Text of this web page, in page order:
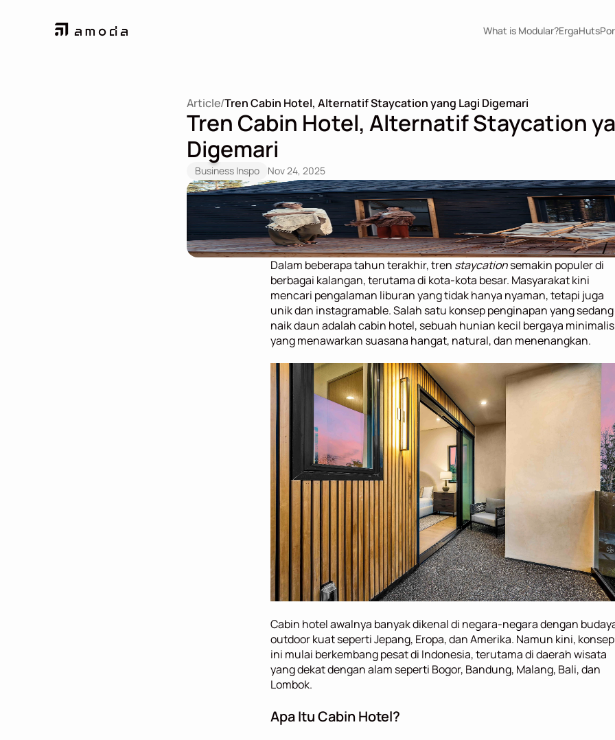
What is Modular?ErgaHuts
Article/Tren Cabin Hotel, Alternatif Staycation yang Lagi Digemari
Tren Cabin Hotel, Alternatif Staycation
Digemari
Business Inspo Nov 24, 2025
Dalam beberapa tahun terakhir, tren staycation semakin populer di
berbagai kalangan, terutama di kota-kota besar. Masyarakat kini
mencari pengalaman liburan yang tidak hanya nyaman, tetapi juga
unik dan instagramable. Salah satu konsep penginapan yang sedang
naik daun adalah cabin hotel, sebuah hunian kecil bergaya minimalis
yang menawarkan suasana hangat, natural, dan menenangkan.
Cabin hotel awalnya banyak dikenal di negara-negara dengan
outdoor kuat seperti Jepang, Eropa, dan Amerika. Namun kini, konsep
ini mulai berkembang pesat di Indonesia, terutama di daerah wisata
yang dekat dengan alam seperti Bogor, Bandung, Malang, Bali, dan
Lombok.
Apa Itu Cabin Hotel?